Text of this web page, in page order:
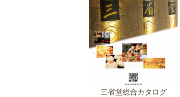
三省堂総合カタログ